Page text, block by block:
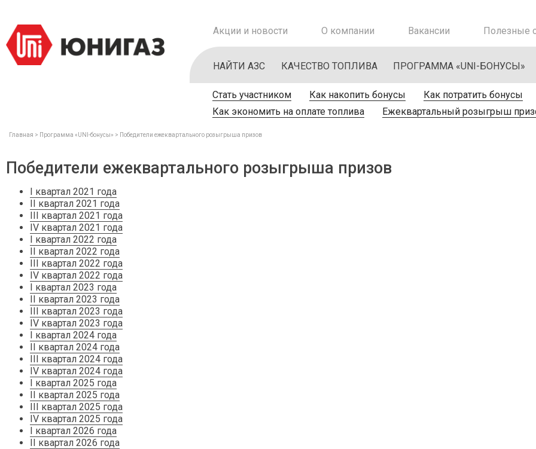
Акции и новости О компании Вакансии Полезные
НАЙТИ АЗС КАЧЕСТВО ТОПЛИВА ПРОГРАММА «UNI-БОНУСЫ»
Стать участником Как накопить бонусы Как потратить бонусы
Как экономить на оплате топлива
Ежеквартальный розыгрыш
Главная Программа «UNI-бонусы» Победители ежеквартального розыгрыша призов
Победители ежеквартального розыгрыша призов
I квартал 2021 года
II квартал 2021 года
III квартал 2021 года
IV квартал 2021 года
I квартал 2022 года
II квартал 2022 года
III квартал 2022 года
IV квартал 2022 года
I квартал 2023 года
II квартал 2023 года
III квартал 2023 года
IV квартал 2023 года
I квартал 2024 года
II квартал 2024 года
III квартал 2024 года
IV квартал 2024 года
I квартал 2025 года
II квартал 2025 года
III квартал 2025 года
IV квартал 2025 года
I квартал 2026 года
II квартал 2026 года